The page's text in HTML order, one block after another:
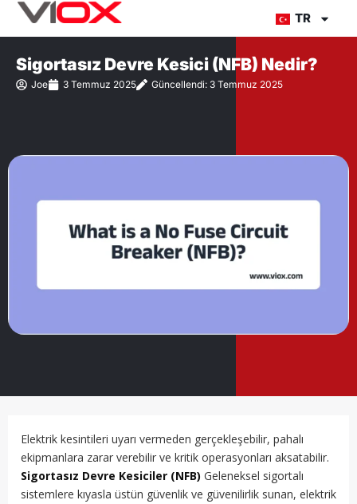
İçeriğe
TR
Sigortasız Devre Kesici (NFB) Nedir?
Joe 3 Temmuz 2025 Güncellendi: 3 Temmuz 2025
Elektrik kesintileri uyarı vermeden gerçekleşebilir, pahalı
ekipmanlara zarar verebilir ve kritik operasyonları aksatabilir.
Sigortasız Devre Kesiciler (NFB) Geleneksel sigortalı
sistemlere kıyasla üstün güvenlik ve güvenilirlik sunan, elektrik